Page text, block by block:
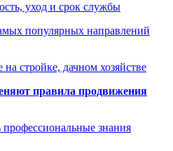
уход и срок службы
популярных направлений
стройке, дачном хозяйстве
правила продвижения
профессиональные знания